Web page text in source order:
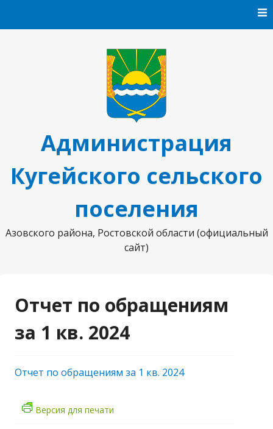
Администрация
Кугейского сельского
поселения
Азовского района, Ростовской области (официальный
сайт)
Отчет по обращениям
за 1 кв. 2024
Отчет по обращениям за 1 кв. 2024
Версия для печати